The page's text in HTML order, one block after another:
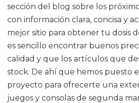
sección del blog sobre los
con información clara, concisa y
mejor sitio para obtener tu dosis
es sencillo encontrar buenos
calidad y que los artículos que
stock. De ahí que hemos puesto
proyecto para ofrecerte una
juegos y consolas de segunda